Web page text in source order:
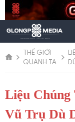
Chuyển
đến
dung
THẾ GIỚI
QUANH TA
Liệu Chúng
Vũ Trụ Dù